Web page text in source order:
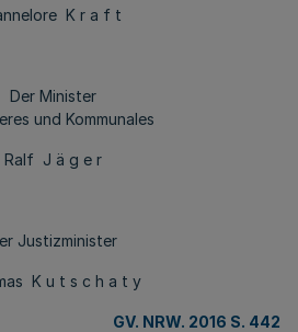
K r a f t
Der Minister
und Kommunales
Ralf J ä g e r
Justizminister
K u t s c h a t y
GV. NRW. 2016 S. 442